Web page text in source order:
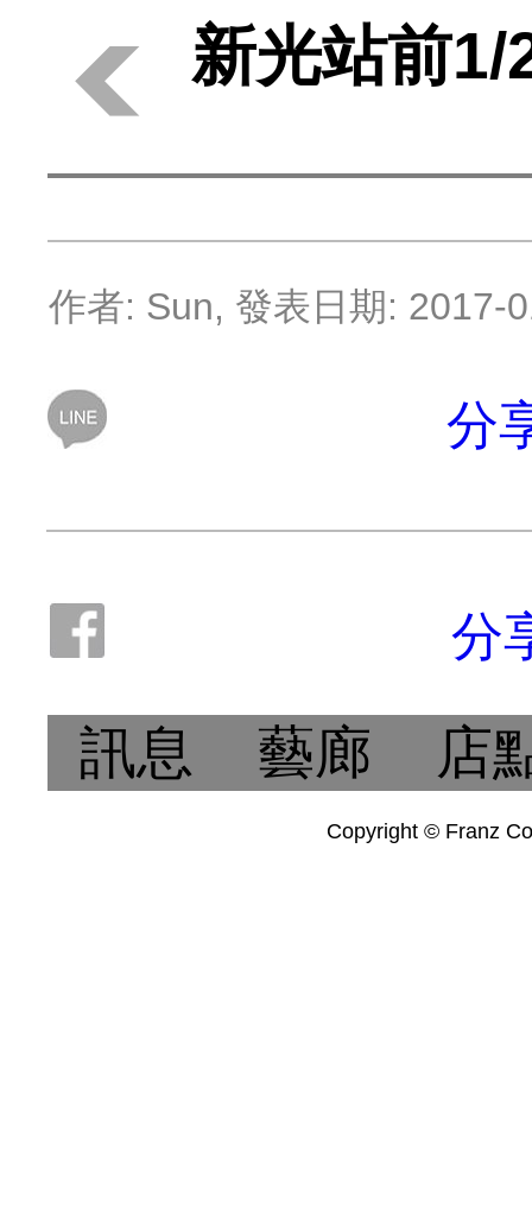
新光站前1/
作者: Sun, 發表日期: 2017-
分
分
訊息 藝廊 店
Copyright © Franz